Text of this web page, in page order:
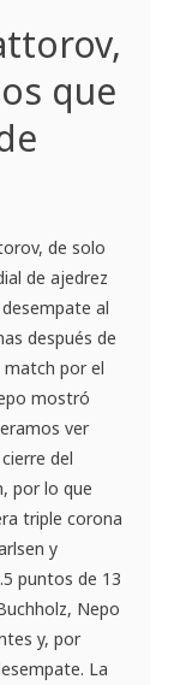
que
de solo
de ajedrez
al
después de
match por el
mostró
ver
del
por lo que
triple corona
y
puntos de 13
Nepo
y, por
La